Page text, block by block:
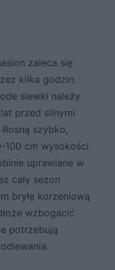
zaleca się
kilka godzin.
siewki należy
przed silnymi
szybko,
100 cm wysokości.
uprawiane w
cały sezon
bryłę korzeniową
wzbogacić
potrzebują